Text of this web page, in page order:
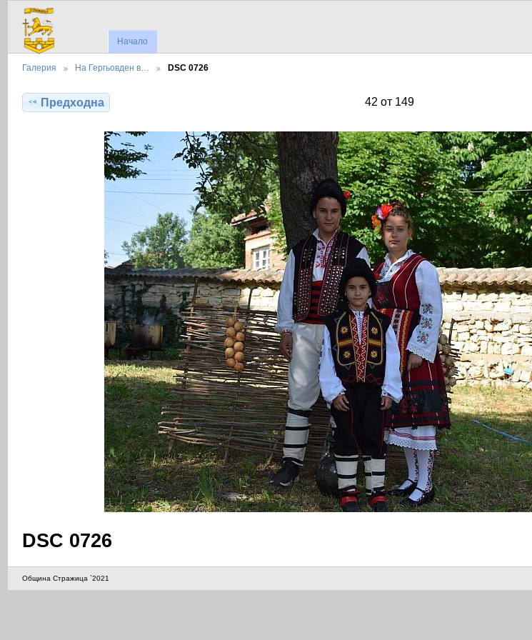
Начало
Галерия На Гергьовден в… DSC 0726
Предходна 42 от 149
DSC 0726
Община Стражица `2021